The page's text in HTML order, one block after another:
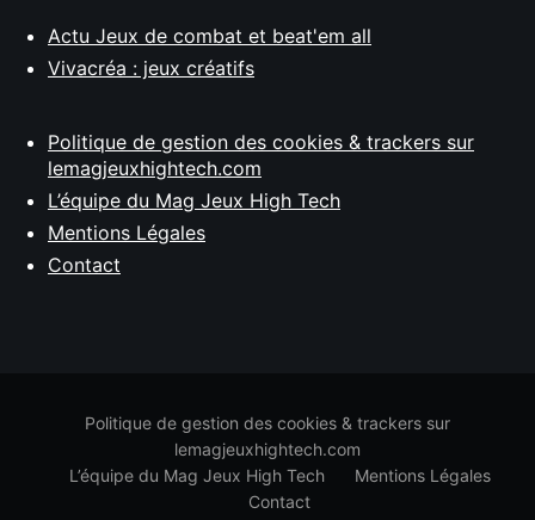
Actu Jeux de combat et beat'em all
Vivacréa : jeux créatifs
Politique de gestion des cookies & trackers sur
lemagjeuxhightech.com
L’équipe du Mag Jeux High Tech
Mentions Légales
Contact
Politique de gestion des cookies & trackers sur
lemagjeuxhightech.com
L’équipe du Mag Jeux High Tech
Mentions Légales
Contact